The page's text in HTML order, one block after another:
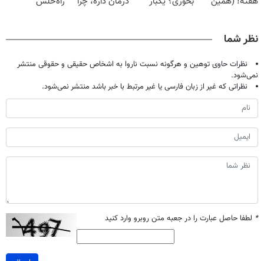
نظر شما
نظرات حاوی توهین و هرگونه نسبت ناروا به اشخاص حقیقی و حقوقی منتشر
نمی‌شود.
نظراتی که غیر از زبان فارسی یا غیر مرتبط با خبر باشد منتشر نمی‌شود.
* لطفا حاصل عبارت را در جعبه متن روبرو وارد کنید